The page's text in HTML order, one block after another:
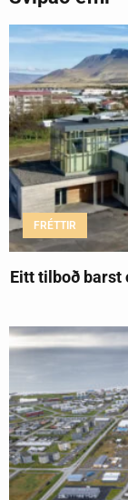
FRÉTTIR
Eitt tilboð